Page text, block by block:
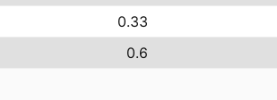
0.33
0.6